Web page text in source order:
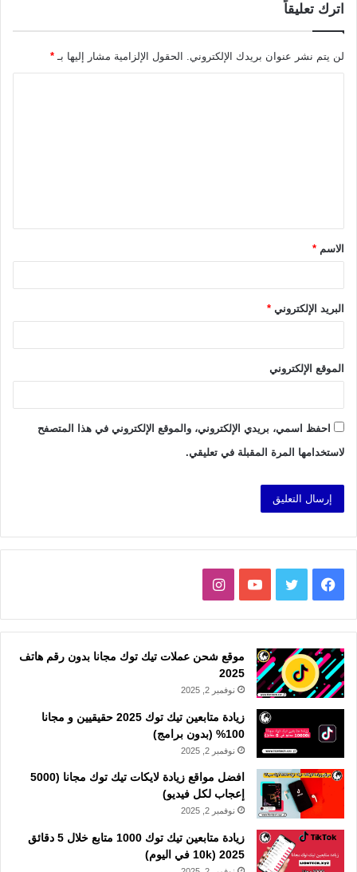
اترك تعليقاً
لن يتم نشر عنوان بريدك الإلكتروني. الحقول الإلزامية مشار إليها بـ *
ق
*الاسم *
البريد الإلكتروني *
الموقع الإلكتروني
احفظ اسمي، بريدي الإلكتروني، والموقع الإلكتروني في هذا المتصفح
لاستخدامها المرة المقبلة في تعليقي.
فيسبوك تويتر يوتيوبانستقرام
موقع شحن عملات تيك توك مجانا بدون رقم هاتف
2025
نوفمبر 2, 2025
زيادة متابعين تيك توك 2025 حقيقيين و مجانا
100% (بدون برامج)
نوفمبر 2, 2025
افضل مواقع زيادة لايكات تيك توك مجانا (5000
إعجاب لكل فيديو)
نوفمبر 2, 2025
زيادة متابعين تيك توك 1000 متابع خلال 5 دقائق
2025 (10k في اليوم)